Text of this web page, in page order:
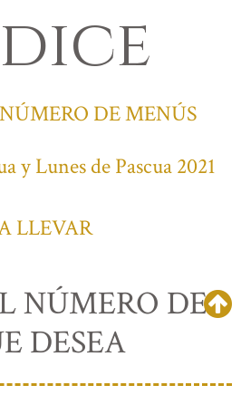
DE MENÚS
y Lunes de Pascua 2021
LLEVAR
NÚMERO DE
DESEA